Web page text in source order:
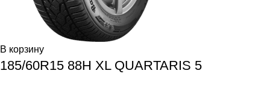
В корзину
185/60R15 88H XL QUARTARIS 5